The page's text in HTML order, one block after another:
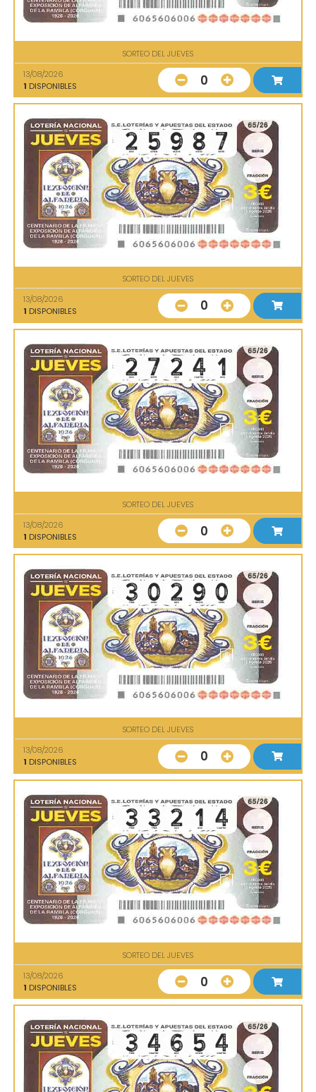
SORTEO DEL JUEVES
13/08/2026
1 DISPONIBLES 0
SORTEO DEL JUEVES
13/08/2026
1 DISPONIBLES 0
SORTEO DEL JUEVES
13/08/2026
1 DISPONIBLES 0
SORTEO DEL JUEVES
13/08/2026
1 DISPONIBLES 0
SORTEO DEL JUEVES
13/08/2026
1 DISPONIBLES 0